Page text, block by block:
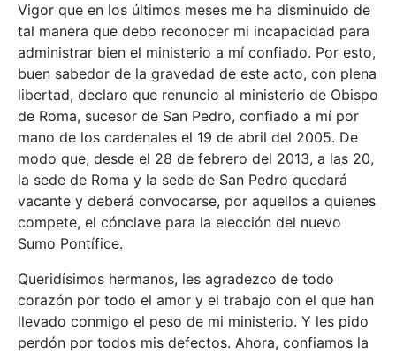
Vigor que en los últimos meses me ha disminuido de
tal manera que debo reconocer mi incapacidad para
administrar bien el ministerio a mí confiado. Por esto,
buen sabedor de la gravedad de este acto, con plena
libertad, declaro que renuncio al ministerio de Obispo
de Roma, sucesor de San Pedro, confiado a mí por
mano de los cardenales el 19 de abril del 2005. De
modo que, desde el 28 de febrero del 2013, a las 20,
la sede de Roma y la sede de San Pedro quedará
vacante y deberá convocarse, por aquellos a quienes
compete, el cónclave para la elección del nuevo
Sumo Pontífice.
Queridísimos hermanos, les agradezco de todo
corazón por todo el amor y el trabajo con el que han
llevado conmigo el peso de mi ministerio. Y les pido
perdón por todos mis defectos. Ahora, confiamos la